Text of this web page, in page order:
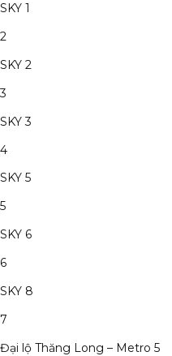
SKY 1
2
SKY 2
3
SKY 3
4
SKY 5
5
SKY 6
6
SKY 8
7
Đại lộ Thăng Long – Metro 5